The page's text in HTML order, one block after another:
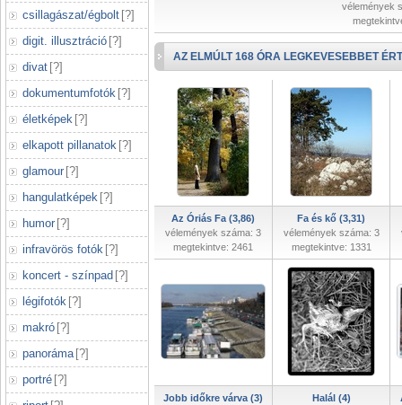
csillagászat/égbolt [?]
digit. illusztráció [?]
divat [?]
dokumentumfotók [?]
életképek [?]
elkapott pillanatok [?]
glamour [?]
hangulatképek [?]
humor [?]
infravörös fotók [?]
koncert - színpad [?]
légifotók [?]
makró [?]
panoráma [?]
portré [?]
vélemények
AZ ELMÚLT 168 ÓRA LEGKEVESEBBET
Az Óriás Fa (3,86)
vélemények száma: 3
megtekintve: 2461
Fa és kő (3,31)
vélemények száma: 3
megtekintve: 1331
Jobb időkre várva (3)
Halál (4)